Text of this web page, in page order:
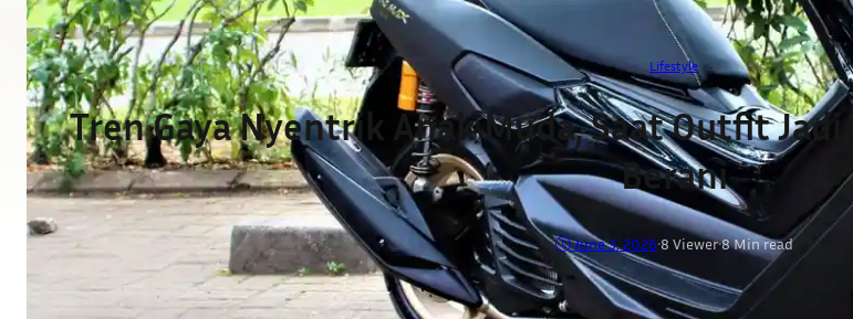
Lifestyle
Tren Gaya Nyentrik Anak Muda, Saat Outfit
Berani
June 3, 2026•8 Viewer•8 Min read